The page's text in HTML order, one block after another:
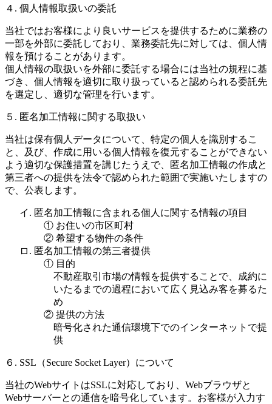
４. 個人情報取扱いの委託
当社ではお客様により良いサービスを提供するために業務の
一部を外部に委託しており、業務委託先に対しては、個人情
報を預けることがあります。
個人情報の取扱いを外部に委託する場合には当社の規程に基
づき、個人情報を適切に取り扱っていると認められる委託先
を選定し、適切な管理を行います。
５. 匿名加工情報に関する取扱い
当社は保有個人データについて、特定の個人を識別するこ
と、及び、作成に用いる個人情報を復元することができない
よう適切な保護措置を講じたうえで、匿名加工情報の作成と
第三者への提供を法令で認められた範囲で実施いたしますの
で、公表します。
イ. 匿名加工情報に含まれる個人に関する情報の項目
① お住いの市区町村
② 希望する物件の条件
ロ. 匿名加工情報の第三者提供
① 目的
不動産取引市場の情報を提供することで、成約に
いたるまでの過程において広く見込み客を募るた
め
② 提供の方法
暗号化された通信環境下でのインターネットで提
供
６. SSL（Secure Socket Layer）について
当社のWebサイトはSSLに対応しており、Webブラウザと
Webサーバーとの通信を暗号化しています。お客様が入力す